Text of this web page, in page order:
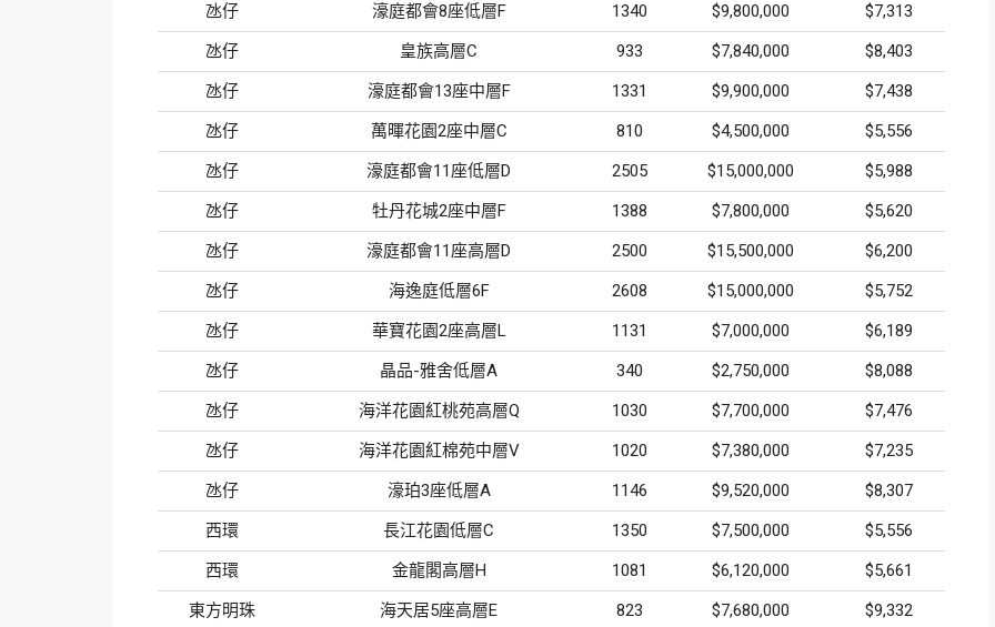
氹仔
濠庭都會8座低層F 1340 $9,800,000
$7,313
氹仔
皇族高層C 933 $7,840,000
$8,403
氹仔
濠庭都會13座中層F 1331 $9,900,000
$7,438
氹仔
萬暉花園2座中層C 810 $4,500,000
$5,556
氹仔
濠庭都會11座低層D 2505 $15,000,000
$5,988
氹仔
牡丹花城2座中層F 1388 $7,800,000
$5,620
氹仔
濠庭都會11座高層D 2500 $15,500,000
$6,200
氹仔
海逸庭低層6F 2608 $15,000,000
$5,752
氹仔
華寶花園2座高層L 1131 $7,000,000
$6,189
氹仔
晶品-雅舍低層A 340 $2,750,000
$8,088
氹仔
海洋花園紅桃苑高層Q 1030 $7,700,000
$7,476
氹仔
海洋花園紅棉苑中層V 1020 $7,380,000
$7,235
氹仔
濠珀3座低層A 1146 $9,520,000
$8,307
西環
長江花園低層C 1350 $7,500,000
$5,556
西環
金龍閣高層H 1081 $6,120,000
$5,661
東方明珠
海天居5座高層E 823 $7,680,000 $9,332